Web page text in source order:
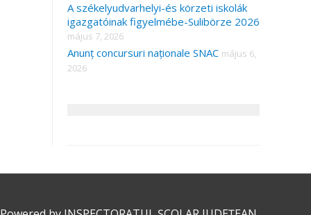
A székelyudvarhelyi-és körzeti iskolák
igazgatóinak figyelmébe-Sulibörze 2026
május 7, 2026
Anunț concursuri naționale SNAC május 6,
2026